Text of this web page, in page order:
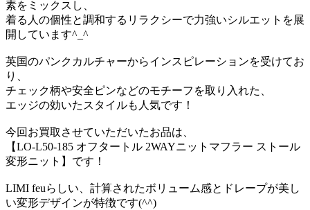
素をミックスし、
着る人の個性と調和するリラクシーで力強いシルエットを展
開しています^_^
英国のパンクカルチャーからインスピレーションを受けてお
り、
チェック柄や安全ピンなどのモチーフを取り入れた、
エッジの効いたスタイルも人気です！
今回お買取させていただいたお品は、
【LO-L50-185 オフタートル 2WAYニットマフラー ストール
変形ニット】です！
LIMI feuらしい、計算されたボリューム感とドレープが美し
い変形デザインが特徴です(^^)